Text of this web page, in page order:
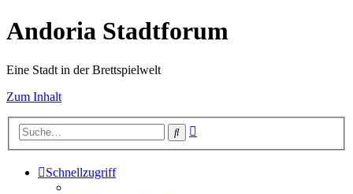
Andoria Stadtforum
Eine Stadt in der Brettspielwelt
Zum Inhalt
Suche
Schnellzugriff